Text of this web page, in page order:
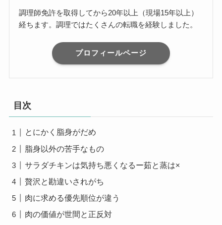
調理師免許を取得してから20年以上（現場15年以上）
経ちます。調理ではたくさんの転職を経験しました。
プロフィールページ
目次
とにかく脂身がだめ
脂身以外の苦手なもの
サラダチキンは気持ち悪くなるー茹と蒸は×
贅沢と勘違いされがち
肉に求める優先順位が違う
肉の価値が世間と正反対